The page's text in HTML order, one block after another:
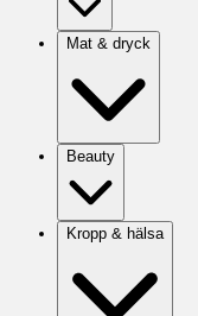
Mat & dryck
Beauty
Kropp & hälsa